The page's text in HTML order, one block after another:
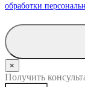
обработки
×
Получить